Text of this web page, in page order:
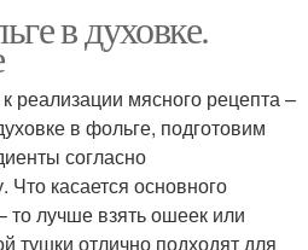
в духовке.
реализации мясного рецепта –
в фольге, подготовим
согласно
Что касается основного
то лучше взять ошеек или
тушки отлично подходят для